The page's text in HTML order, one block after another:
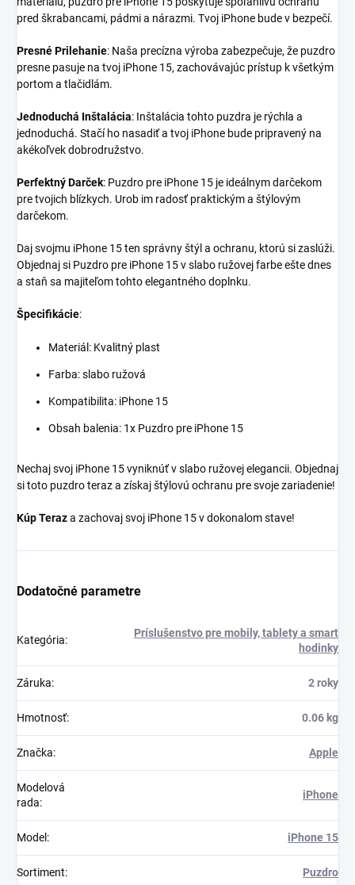
pred škrabancami, pádmi a nárazmi. Tvoj iPhone bude v bezpečí.
Presné Prilehanie: Naša precízna výroba zabezpečuje, že puzdro
presne pasuje na tvoj iPhone 15, zachovávajúc prístup k všetkým
portom a tlačidlám.
Jednoduchá Inštalácia: Inštalácia tohto puzdra je rýchla a
jednoduchá. Stačí ho nasadiť a tvoj iPhone bude pripravený na
akékoľvek dobrodružstvo.
Perfektný Darček: Puzdro pre iPhone 15 je ideálnym darčekom
pre tvojich blízkych. Urob im radosť praktickým a štýlovým
darčekom.
Daj svojmu iPhone 15 ten správny štýl a ochranu, ktorú si zaslúži.
Objednaj si Puzdro pre iPhone 15 v slabo ružovej farbe ešte dnes
a staň sa majiteľom tohto elegantného doplnku.
Špecifikácie:
Materiál: Kvalitný plast
Farba: slabo ružová
Kompatibilita: iPhone 15
Obsah balenia: 1x Puzdro pre iPhone 15
Nechaj svoj iPhone 15 vyniknúť v slabo ružovej elegancii. Objednaj
si toto puzdro teraz a získaj štýlovú ochranu pre svoje zariadenie!
Kúp Teraza zachovaj svoj iPhone 15 v dokonalom stave!
Dodatočné parametre
Kategória:
Príslušenstvo pre mobily, tablety a smart
hodinky
Záruka: 2 roky
Hmotnosť: 0.06 kg
Značka: Apple
Modelová
rada:
iPhone
Model : iPhone 15
Sortiment: Puzdro